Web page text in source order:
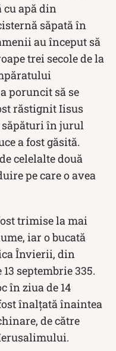
apă din
săpată în
au început să
trei secole de la
poruncit să se
răstignit Iisus
săpături în jurul
a fost găsită.
celelalte două
pe care o avea
trimise la mai
iar o bucată
Învierii, din
septembrie 335.
în ziua de 14
înalţată înaintea
de către